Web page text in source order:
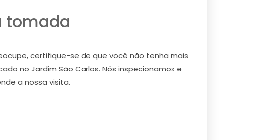
tomada
certifique-se de que você não tenha mais
no Jardim São Carlos. Nós inspecionamos e
a nossa visita.